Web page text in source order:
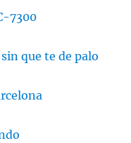
7300
que te de palo